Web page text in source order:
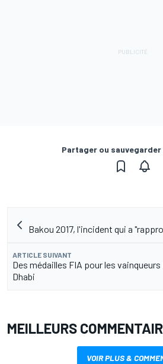
Partager ou
Bakou 2017, l'incident qui a
ARTICLE SUIVANT
Des médailles FIA pour les vainqueurs
Dhabi
MEILLEURS
VOIR PLUS &